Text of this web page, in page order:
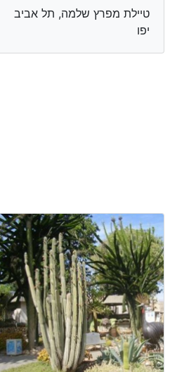
טיילת מפרץ שלמה, תל אביב
יפו